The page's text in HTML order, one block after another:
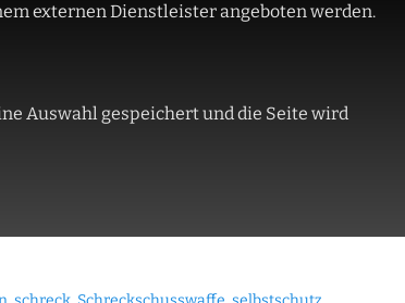
externen Dienstleister angeboten werden.
Auswahl gespeichert und die Seite wird